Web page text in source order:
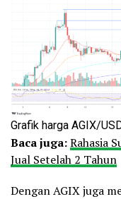
Grafik harga AGIX/
Baca juga:Rahasia
Jual Setelah 2 Tahun
Dengan AGIX juga